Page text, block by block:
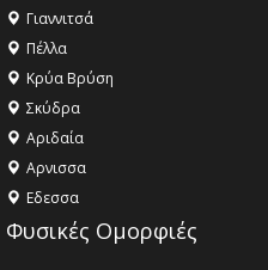
Γιαννιτσά
Πέλλα
Κρύα Βρύση
Σκύδρα
Αριδαία
Aρνισσα
Eδεσσα
Φυσικές Ομορφιές